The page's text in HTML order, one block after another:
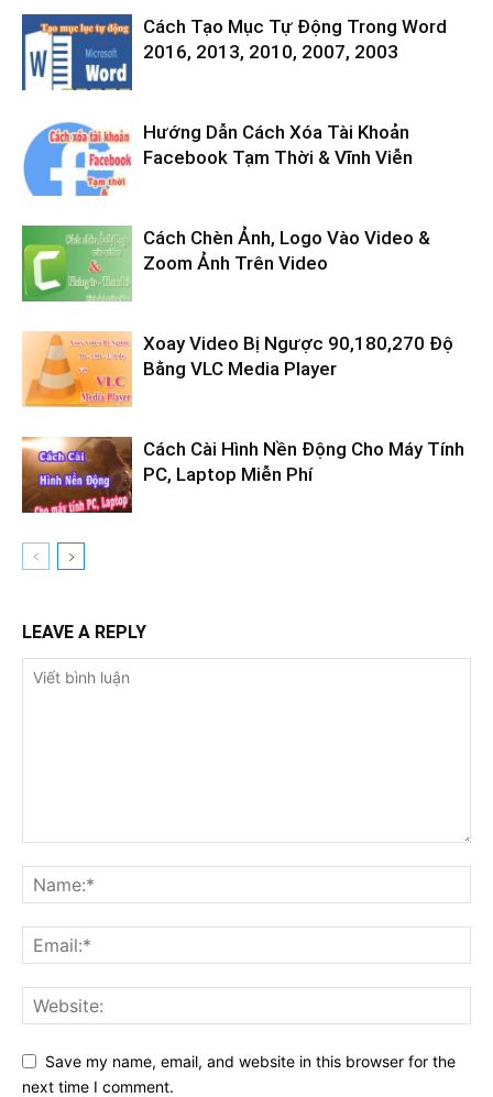
Cách Tạo Mục Tự Động Trong Word
2016, 2013, 2010, 2007, 2003
Hướng Dẫn Cách Xóa Tài Khoản
Facebook Tạm Thời & Vĩnh Viễn
Cách Chèn Ảnh, Logo Vào Video &
Zoom Ảnh Trên Video
Xoay Video Bị Ngược 90,180,270 Độ
Bằng VLC Media Player
Cách Cài Hình Nền Động Cho Máy Tính
PC, Laptop Miễn Phí
LEAVE A REPLY
Save my name, email, and website in this browser for the
next time I comment.